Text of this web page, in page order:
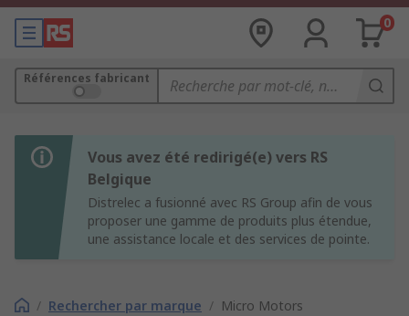
0
Références fabricant
Vous avez été redirigé(e) vers RS
Belgique
Distrelec a fusionné avec RS Group afin de vous
proposer une gamme de produits plus étendue,
une assistance locale et des services de pointe.
/ Rechercher par marque / Micro Motors